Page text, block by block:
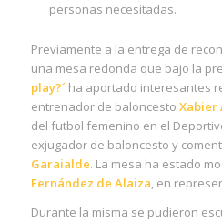
personas necesitadas.
Previamente a la entrega de
una mesa redonda que bajo la
play?´ha aportado interesantes
entrenador de baloncesto Xabier
del futbol femenino en el
exjugador de baloncesto y
Garaialde. La mesa ha estado
Fernández de Alaiza, en
Durante la misma se pudieron